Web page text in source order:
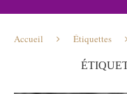
Accueil Étiquettes